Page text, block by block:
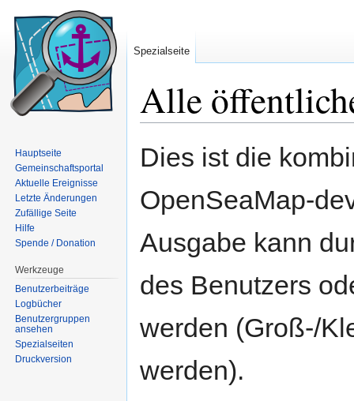
Alle
Dies ist die
OpenSeaMap-
Ausgabe kann
des Benutzers
werden (Groß-/
werden).
Spezialseite
Hauptseite
Gemeinschaftsportal
Aktuelle Ereignisse
Letzte Änderungen
Zufällige Seite
Hilfe
Spende / Donation
Werkzeuge
Benutzerbeiträge
Logbücher
Benutzergruppen
ansehen
Spezialseiten
Druckversion